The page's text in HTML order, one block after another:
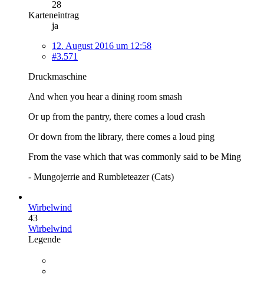
28
Karteneintrag
ja
12. August 2016 um 12:58
#3.571
Druckmaschine
And when you hear a dining room smash
Or up from the pantry, there comes a loud crash
Or down from the library, there comes a loud ping
From the vase which that was commonly said to be Ming
- Mungojerrie and Rumbleteazer (Cats)
Wirbelwind
43
Wirbelwind
Legende